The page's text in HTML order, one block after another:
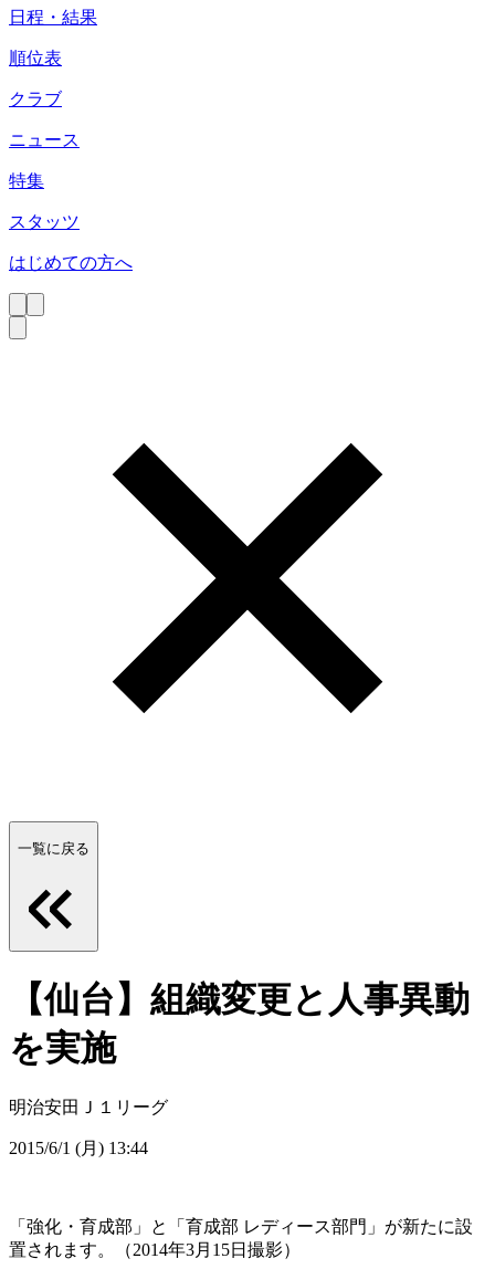
日程・結果
順位表
クラブ
ニュース
特集
スタッツ
はじめての方へ
一覧に戻る
【仙台】組織変更と人事異動
を実施
明治安田Ｊ１リーグ
2015/6/1 (月) 13:44
「強化・育成部」と「育成部 レディース部門」が新たに設
置されます。（2014年3月15日撮影）